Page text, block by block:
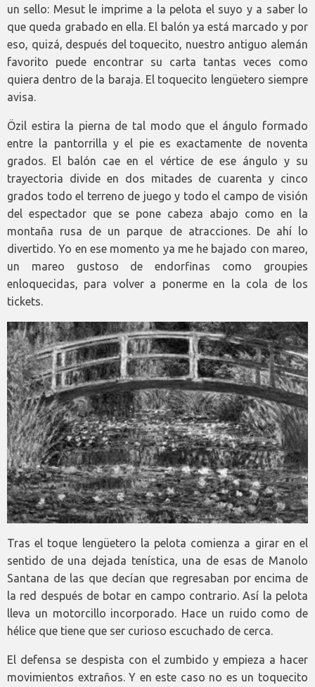
un sello: Mesut le imprime a la pelota el suyo y a saber lo
que queda grabado en ella. El balón ya está marcado y por
eso, quizá, después del toquecito, nuestro antiguo alemán
favorito puede encontrar su carta tantas veces como
quiera dentro de la baraja. El toquecito lengüetero siempre
avisa.
Özil estira la pierna de tal modo que el ángulo formado
entre la pantorrilla y el pie es exactamente de noventa
grados. El balón cae en el vértice de ese ángulo y su
trayectoria divide en dos mitades de cuarenta y cinco
grados todo el terreno de juego y todo el campo de visión
del espectador que se pone cabeza abajo como en la
montaña rusa de un parque de atracciones. De ahí lo
divertido. Yo en ese momento ya me he bajado con mareo,
un mareo gustoso de endorfinas como groupies
enloquecidas, para volver a ponerme en la cola de los
tickets.
Tras el toque lengüetero la pelota comienza a girar en el
sentido de una dejada tenística, una de esas de Manolo
Santana de las que decían que regresaban por encima de
la red después de botar en campo contrario. Así la pelota
lleva un motorcillo incorporado. Hace un ruido como de
hélice que tiene que ser curioso escuchado de cerca.
El defensa se despista con el zumbido y empieza a hacer
movimientos extraños. Y en este caso no es un toquecito